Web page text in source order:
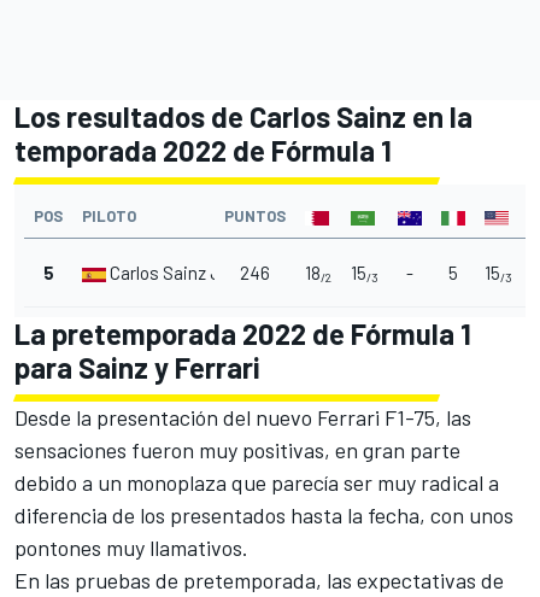
Los resultados de Carlos Sainz en la
temporada 2022 de Fórmula 1
POS PILOTO PUNTOS
5 Carlos Sainz Jr. 246 18/2 15/3 - 5 15/3
La pretemporada 2022 de Fórmula 1
para Sainz y Ferrari
Desde la presentación del nuevo Ferrari F1-75, las
sensaciones fueron muy positivas, en gran parte
debido a un monoplaza que parecía ser muy radical a
diferencia de los presentados hasta la fecha, con unos
pontones muy llamativos.
En las pruebas de pretemporada, las expectativas de